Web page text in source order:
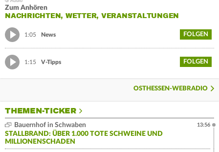
Zum Anhören
NACHRICHTEN, WETTER, VERANSTALTUNGEN
1:05 News FOLGEN
1:15 V-Tipps FOLGEN
OSTHESSEN-WEBRADIO
THEMEN-TICKER
Bauernhof in Schwaben
STALLBRAND: ÜBER 1.000 TOTE SCHWEINE UND
MILLIONENSCHADEN
13:56